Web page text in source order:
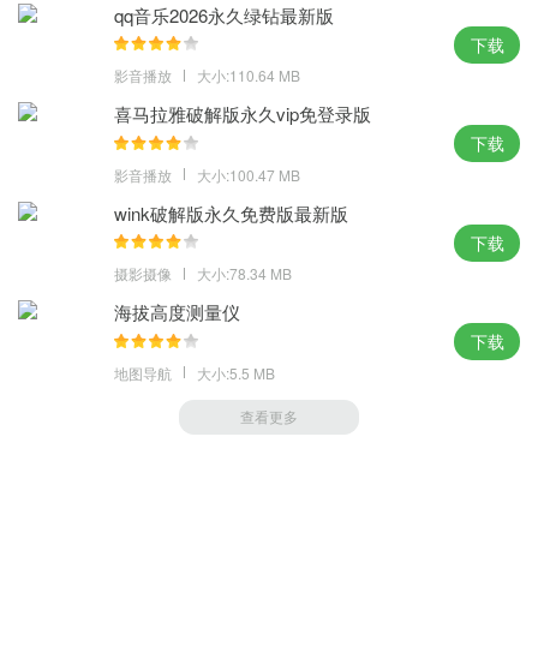
qq音乐2026永久绿钻最新版
影音播放 大小:110.64 MB
下载
喜马拉雅破解版永久vip免登录版
影音播放 大小:100.47 MB
下载
wink破解版永久免费版最新版
摄影摄像 大小:78.34 MB
下载
海拔高度测量仪
地图导航 大小:5.5 MB
下载
查看更多